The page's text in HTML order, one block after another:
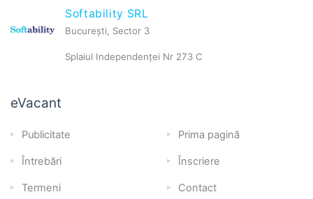
Softability SRL
București, Sector 3
Splaiul Independenței Nr 273 C
eVacant
Publicitate Prima pagină
Întrebări Înscriere
Termeni Contact